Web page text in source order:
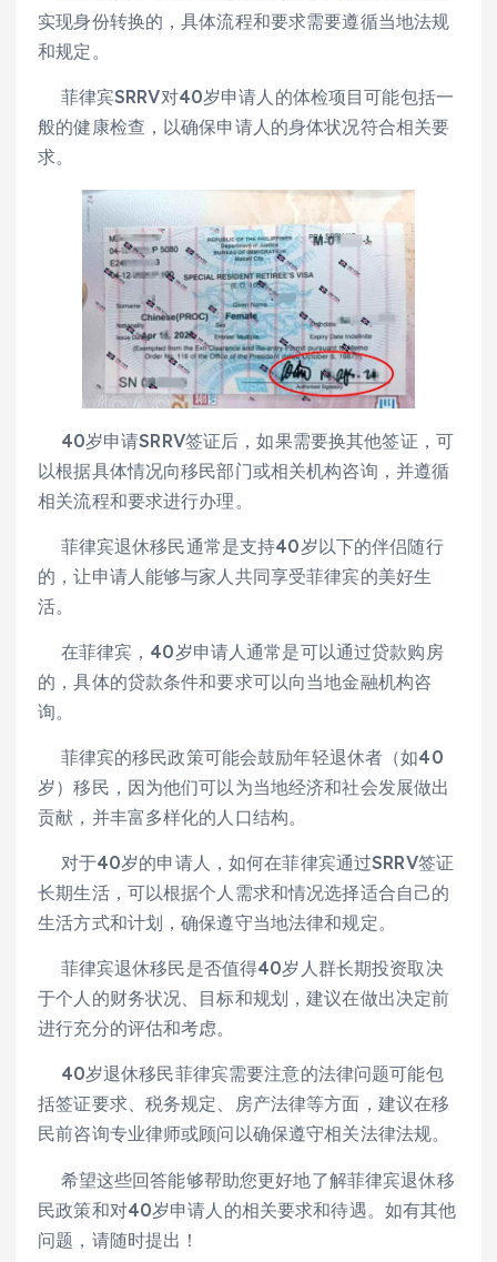
实现身份转换的，具体流程和要求需要遵循当地法规
和规定。
菲律宾SRRV对40岁申请人的体检项目可能包括一
般的健康检查，以确保申请人的身体状况符合相关要
求。
40岁申请SRRV签证后，如果需要换其他签证，可
以根据具体情况向移民部门或相关机构咨询，并遵循
相关流程和要求进行办理。
菲律宾退休移民通常是支持40岁以下的伴侣随行
的，让申请人能够与家人共同享受菲律宾的美好生
活。
在菲律宾，40岁申请人通常是可以通过贷款购房
的，具体的贷款条件和要求可以向当地金融机构咨
询。
菲律宾的移民政策可能会鼓励年轻退休者（如40
岁）移民，因为他们可以为当地经济和社会发展做出
贡献，并丰富多样化的人口结构。
对于40岁的申请人，如何在菲律宾通过SRRV签证
长期生活，可以根据个人需求和情况选择适合自己的
生活方式和计划，确保遵守当地法律和规定。
菲律宾退休移民是否值得40岁人群长期投资取决
于个人的财务状况、目标和规划，建议在做出决定前
进行充分的评估和考虑。
40岁退休移民菲律宾需要注意的法律问题可能包
括签证要求、税务规定、房产法律等方面，建议在移
民前咨询专业律师或顾问以确保遵守相关法律法规。
希望这些回答能够帮助您更好地了解菲律宾退休移
民政策和对40岁申请人的相关要求和待遇。如有其他
问题，请随时提出！